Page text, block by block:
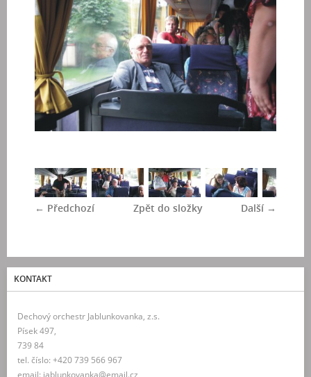
← Předchozí Další →
Zpět do složky
KONTAKT
Dechový orchestr Jablunkovanka, z.s.
Písek 497,
739 84
tel. číslo: +420 739 566 967